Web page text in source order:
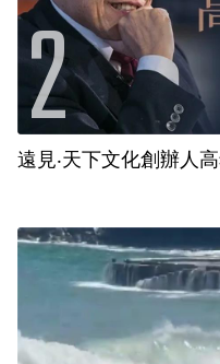
遠見‧天下文化創辦人